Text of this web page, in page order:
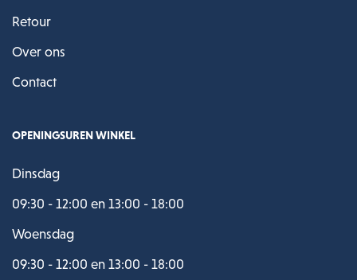
Retour
Over ons
Contact
OPENINGSUREN WINKEL
Dinsdag
09:30 - 12:00 en 13:00 - 18:00
Woensdag
09:30 - 12:00 en 13:00 - 18:00